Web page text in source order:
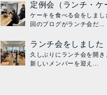
定例会（ランチ・ケ
ケーキを食べる会をしまし
回のブログがランチ会だ...
ランチ会をしました
久しぶりにランチ会を開き
新しいメンバーを迎え...